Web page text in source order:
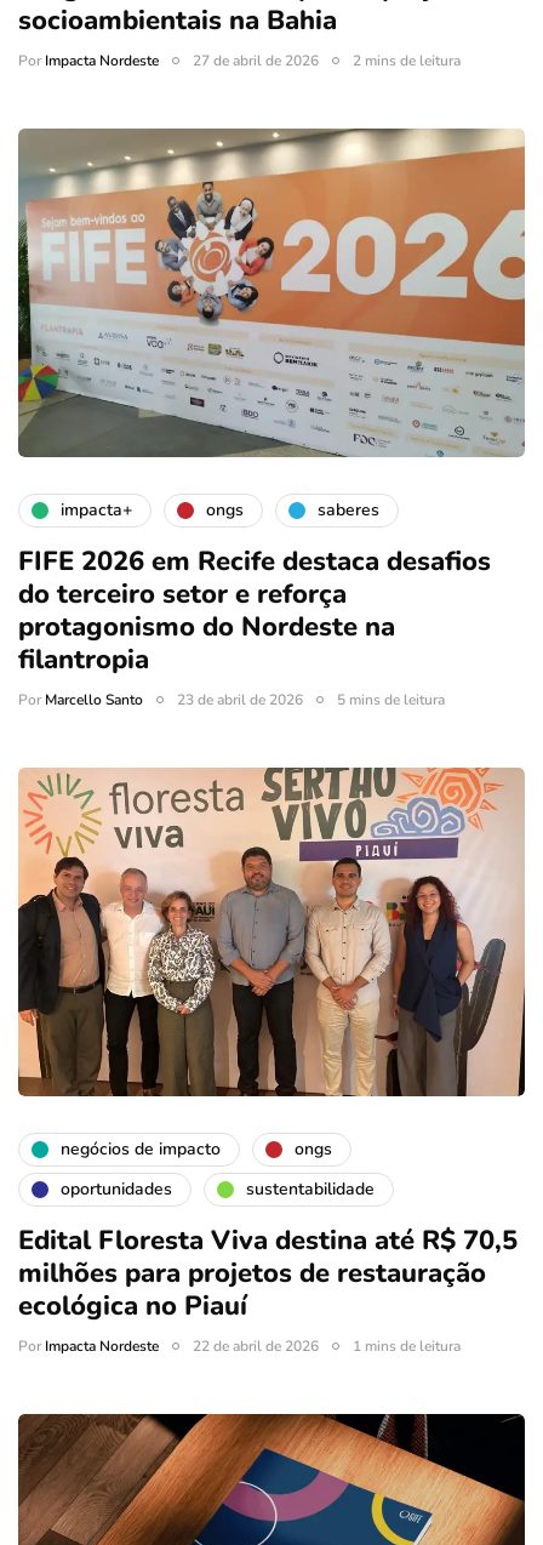
socioambientais na Bahia
PorImpacta Nordeste 27 de abril de 2026 2 mins de leitura
impacta+ ongs saberes
FIFE 2026 em Recife destaca desafios
do terceiro setor e reforça
protagonismo do Nordeste na
filantropia
PorMarcello Santo 23 de abril de 2026 5 mins de leitura
negócios de impacto
ongs
oportunidades
sustentabilidade
Edital Floresta Viva destina até R$ 70,5
milhões para projetos de restauração
ecológica no Piauí
PorImpacta Nordeste 22 de abril de 2026 1 mins de leitura